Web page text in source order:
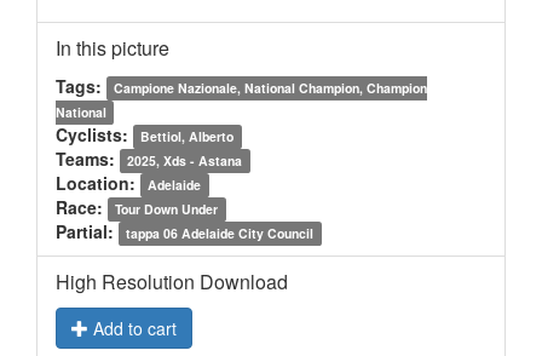
In this picture
Tags:
Campione Nazionale, National Champion, Champion
National
Cyclists: Bettiol, Alberto
Teams: 2025, Xds - Astana
Location: Adelaide
Race: Tour Down Under
Partial: tappa 06 Adelaide City Council
High Resolution Download
Add to cart